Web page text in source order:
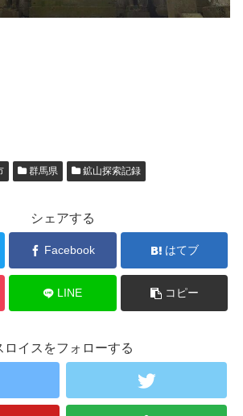
群馬県 鉱山探索記録
シェアする
Facebook はてブ
LINE コピー
ロイスをフォローする